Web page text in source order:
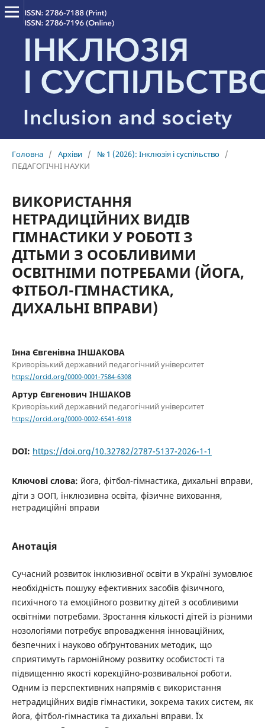
Головна / Архіви / № 1 (2026): Інклюзія і суспільство /
ПЕДАГОГІЧНІ НАУКИ
ВИКОРИСТАННЯ
НЕТРАДИЦІЙНИХ ВИДІВ
ГІМНАСТИКИ У РОБОТІ З
ДІТЬМИ З ОСОБЛИВИМИ
ОСВІТНІМИ ПОТРЕБАМИ (ЙОГА,
ФІТБОЛ-ГІМНАСТИКА,
ДИХАЛЬНІ ВПРАВИ)
Інна Євгенівна ІНШАКОВА
Криворізький державний педагогічний університет
https://orcid.org/0000-0001-7584-6308
Артур Євгенович ІНШАКОВ
Криворізький державний педагогічний університет
https://orcid.org/0000-0002-6541-6918
DOI: https://doi.org/10.32782/2787-5137-2026-1-1
Ключові слова: йога, фітбол-гімнастика, дихальні вправи,
діти з ООП, інклюзивна освіта, фізичне виховання,
нетрадиційні вправи
Анотація
Сучасний розвиток інклюзивної освіти в Україні зумовлює
необхідність пошуку ефективних засобів фізичного,
психічного та емоційного розвитку дітей з особливими
освітніми потребами. Зростання кількості дітей із різними
нозологіями потребує впровадження інноваційних,
безпечних і науково обґрунтованих методик, що
сприятимуть гармонійному розвитку особистості та
підвищенню якості корекційно-розвивальної роботи.
Одним із перспективних напрямів є використання
нетрадиційних видів гімнастики, зокрема таких систем, як
йога, фітбол-гімнастика та дихальні вправи. Їх